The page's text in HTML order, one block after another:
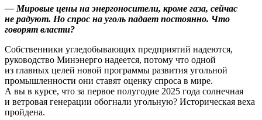
— Мировые цены на энергоносители, кроме газа, сейчас
не радуют. Но спрос на уголь падает постоянно. Что
говорят власти?
Собственники угледобывающих предприятий надеются,
руководство Минэнерго надеется, потому что одной
из главных целей новой программы развития угольной
промышленности они ставят оценку спроса в мире.
А вы в курсе, что за первое полугодие 2025 года солнечная
и ветровая генерации обогнали угольную? Историческая веха
пройдена.